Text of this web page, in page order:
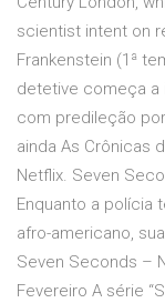
scientist intent on
Frankenstein (1ª
detetive começa a
com predileção
ainda As Crônicas
Netflix. Seven
Enquanto a polícia
afro-americano,
Seven Seconds –
Fevereiro A série